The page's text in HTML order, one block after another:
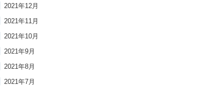
2021年12月
2021年11月
2021年10月
2021年9月
2021年8月
2021年7月